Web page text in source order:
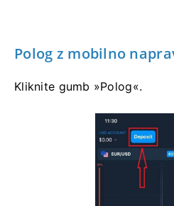
Polog z mobilno
Kliknite gumb »Polog«.